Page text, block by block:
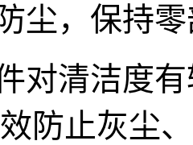
尘，保持
对清洁度
防止灰尘